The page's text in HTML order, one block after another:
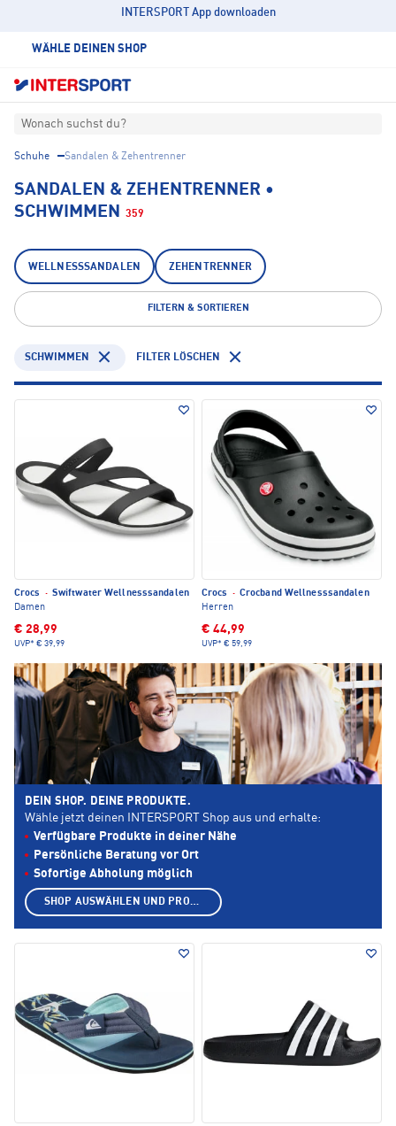
INTERSPORT App downloaden
WÄHLE DEINEN SHOP
Wonach suchst du?
Schuhe Sandalen & Zehentrenner
SANDALEN & ZEHENTRENNER •
SCHWIMMEN 359
WELLNESSSANDALEN ZEHENTRENNER
FILTERN & SORTIEREN
SCHWIMMEN FILTER LÖSCHEN
Crocs · Swiftwater Wellnesssandalen
Damen
€ 28,99
UVP* € 39,99
Crocs · Crocband Wellnesssandalen
Herren
€ 44,99
UVP* € 59,99
DEIN SHOP. DEINE PRODUKTE.
Wähle jetzt deinen INTERSPORT Shop aus und erhalte:
Verfügbare Produkte in deiner Nähe
Persönliche Beratung vor Ort
Sofortige Abholung möglich
SHOP AUSWÄHLEN UND PRODUKTE ANZEIGEN